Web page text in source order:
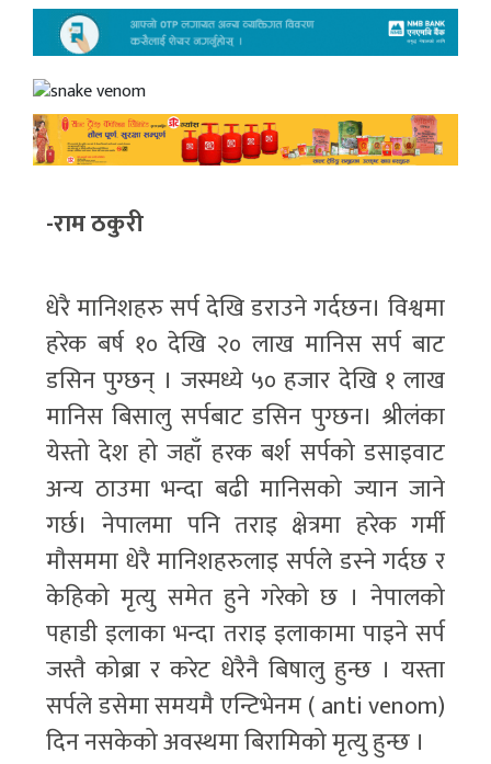
-राम ठकुरी
धेरै मानिशहरु सर्प देखि डराउने गर्दछन। विश्वमा
हरेक बर्ष १० देखि २० लाख मानिस सर्प बाट
डसिन पुग्छन् । जस्मध्ये ५० हजार देखि १ लाख
मानिस बिसालु सर्पबाट डसिन पुग्छन। श्रीलंका
येस्तो देश हो जहाँ हरक बर्श सर्पको डसाइवाट
अन्य ठाउमा भन्दा बढी मानिसको ज्यान जाने
गर्छ। नेपालमा पनि तराइ क्षेत्रमा हरेक गर्मी
मौसममा धेरै मानिशहरुलाइ सर्पले डस्ने गर्दछ र
केहिको मृत्यु समेत हुने गरेको छ । नेपालको
पहाडी इलाका भन्दा तराइ इलाकामा पाइने सर्प
जस्तै कोब्रा र करेट धेरैनै बिषालु हुन्छ । यस्ता
सर्पले डसेमा समयमै एन्टिभेनम ( anti venom)
दिन नसकेको अवस्थमा बिरामिको मृत्यु हुन्छ ।